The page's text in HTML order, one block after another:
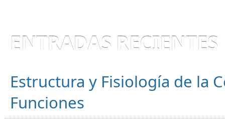
ENTRADAS RECIENTES
Estructura y Fisiología de la
Funciones